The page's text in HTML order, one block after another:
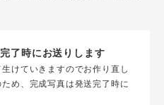
了時にお送りします
けていきますのでお作り直し
め、完成写真は発送完了時に